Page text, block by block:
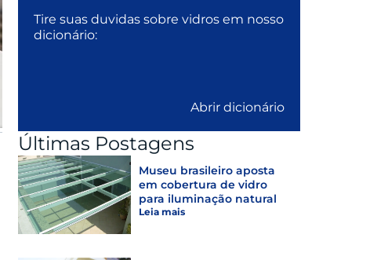
Tire suas duvidas sobre vidros em nosso
dicionário:
Abrir dicionário
Últimas Postagens
Museu brasileiro aposta
em cobertura de vidro
para iluminação natural
Leia mais